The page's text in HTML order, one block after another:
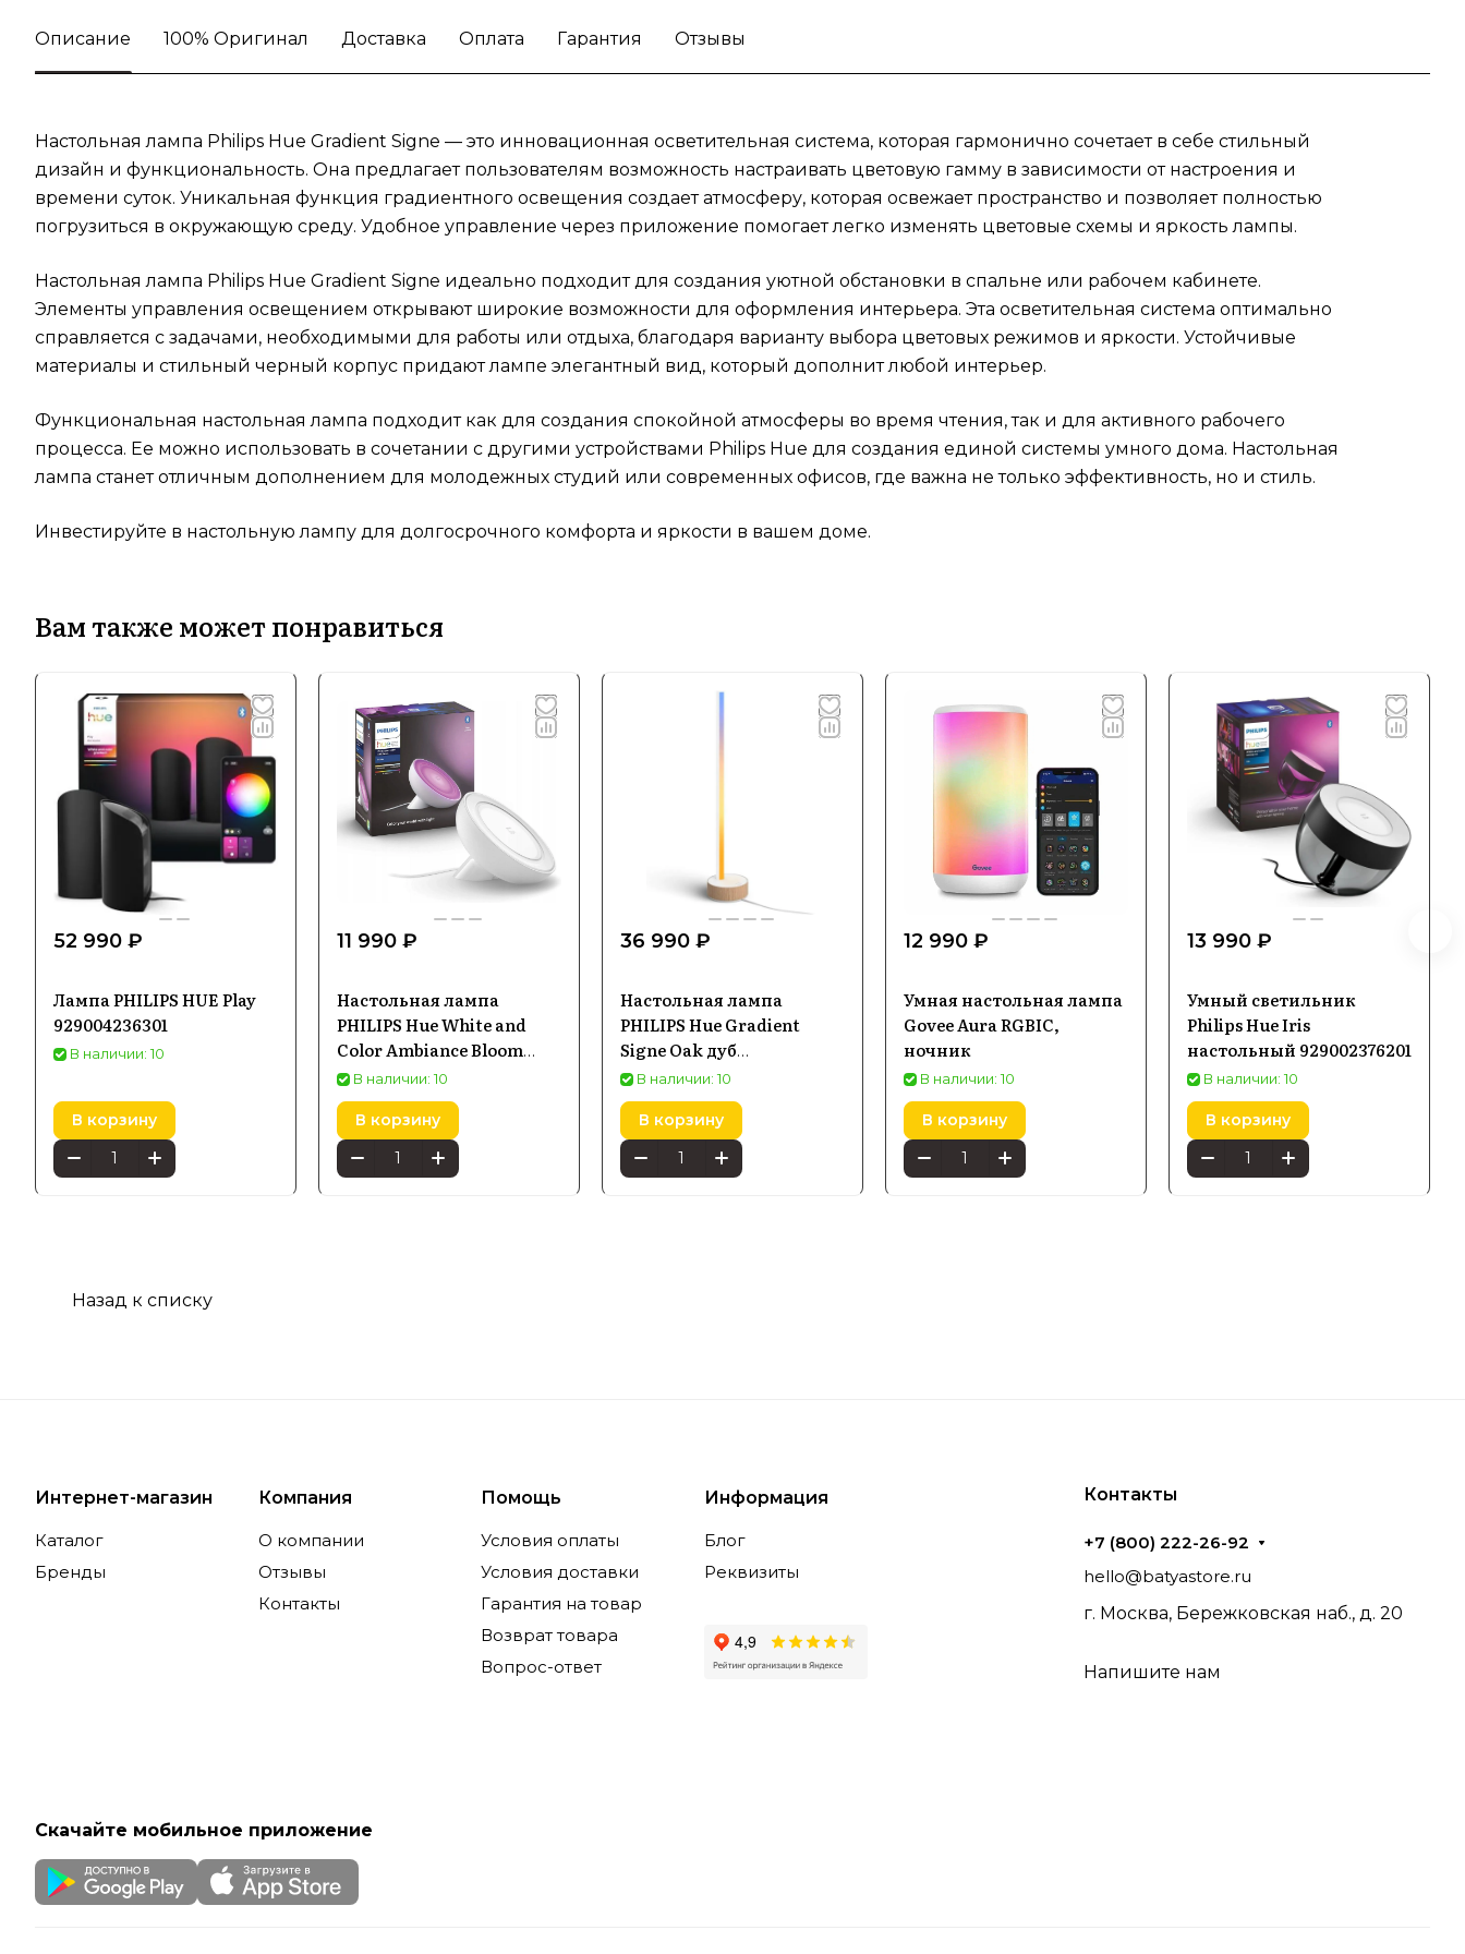
интерьер.Функциональная настольная лампа
подходит как для создания спокойной
использовать в сочетании с другими
устройствами Philips Hue для создания единой
системы умного дома. Настольная лампа станет
отличным дополнением для молодежных
только эффективность, но и
стиль.Инвестируйте в настольную лампу для
долгосрочного комфорта и яркости в вашем
доме.
Описание 100% Оригинал Доставка Оплата Гарантия Отзывы
Настольная лампа Philips Hue Gradient Signe — это инновационная осветительная система, которая гармонично сочетает в себе стильный
дизайн и функциональность. Она предлагает пользователям возможность настраивать цветовую гамму в зависимости от настроения и
времени суток. Уникальная функция градиентного освещения создает атмосферу, которая освежает пространство и позволяет полностью
погрузиться в окружающую среду. Удобное управление через приложение помогает легко изменять цветовые схемы и яркость лампы.
Настольная лампа Philips Hue Gradient Signe идеально подходит для создания уютной обстановки в спальне или рабочем кабинете.
Элементы управления освещением открывают широкие возможности для оформления интерьера. Эта осветительная система оптимально
справляется с задачами, необходимыми для работы или отдыха, благодаря варианту выбора цветовых режимов и яркости. Устойчивые
материалы и стильный черный корпус придают лампе элегантный вид, который дополнит любой интерьер.
Функциональная настольная лампа подходит как для создания спокойной атмосферы во время чтения, так и для активного рабочего
процесса. Ее можно использовать в сочетании с другими устройствами Philips Hue для создания единой системы умного дома. Настольная
лампа станет отличным дополнением для молодежных студий или современных офисов, где важна не только эффективность, но и стиль.
Инвестируйте в настольную лампу для долгосрочного комфорта и яркости в вашем доме.
Вам также может понравиться
52 990 ₽
Лампа PHILIPS HUE Play
929004236301
В наличии: 10
В корзину
11 990 ₽
Настольная лампа
PHILIPS Hue White and
Color Ambiance Bloom
белая 929002375901
В наличии: 10
В корзину
36 990 ₽
Настольная лампа
PHILIPS Hue Gradient
Signe Oak дуб
929003479601
В наличии: 10
В корзину
12 990 ₽
Умная настольная лампа
Govee Aura RGBIC,
ночник
В наличии: 10
В корзину
13 990 ₽
Умный светильник
Philips Hue Iris
настольный 929002376201
В наличии: 10
В корзину
Назад к списку
Интернет-магазин
Каталог
Бренды
Компания
О компании
Отзывы
Контакты
Помощь
Условия оплаты
Условия доставки
Гарантия на товар
Возврат товара
Вопрос-ответ
Информация
Блог
Реквизиты
Контакты
+7 (800) 222-26-92
hello@batyastore.ru
г. Москва, Бережковская наб., д. 20
Напишите нам
Скачайте мобильное приложение